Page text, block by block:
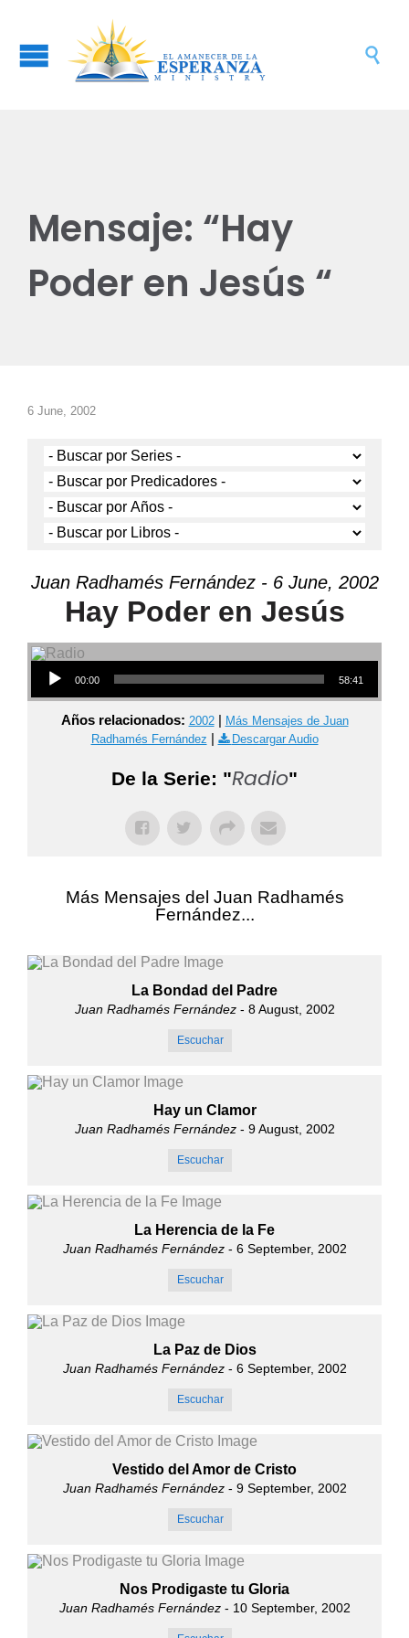

Mensaje: “Hay
Poder en Jesús “
6 June, 2002
Juan Radhamés Fernández - 6 June, 2002
Hay Poder en Jesús
Audio Player
00:00 58:41
Años relacionados: 2002| Más Mensajes de Juan
Radhamés Fernández | Descargar Audio
De la Serie: "Radio"
Más Mensajes del Juan Radhamés
Fernández...
La Bondad del Padre
Juan Radhamés Fernández- 8 August, 2002
Escuchar
Hay un Clamor
Juan Radhamés Fernández- 9 August, 2002
Escuchar
La Herencia de la Fe
Juan Radhamés Fernández- 6 September, 2002
Escuchar
La Paz de Dios
Juan Radhamés Fernández- 6 September, 2002
Escuchar
Vestido del Amor de Cristo
Juan Radhamés Fernández- 9 September, 2002
Escuchar
Nos Prodigaste tu Gloria
Juan Radhamés Fernández- 10 September, 2002